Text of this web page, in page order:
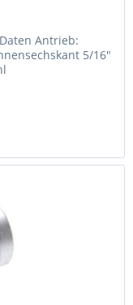
Antrieb:
5/16"